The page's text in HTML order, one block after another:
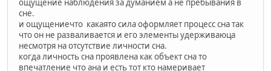
сне.
и ощущениечто какаято сила оформляет процесс сна так
что он не разваливается и его элементы удерживаюца
несмотря на отсутствие личности сна.
когда личность сна проявлена как объект сна то
впечатление что ана и есть тот кто намеривает